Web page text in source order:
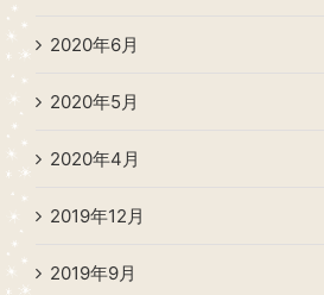
2020年6月
2020年5月
2020年4月
2019年12月
2019年9月